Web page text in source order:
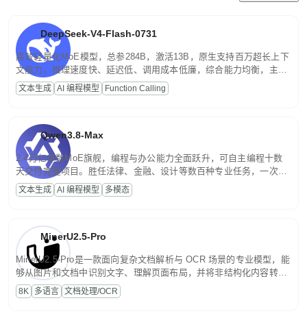
DeepSeek-V4-Flash-0731
高效轻量化MoE模型，总参284B，激活13B，原生支持百万超长上下
文能力。推理速度快、延迟低、调用成本低廉，综合能力均衡，主打
高并发、轻量化任务，适合日常对话、内容创作、基础 RAG、批量
文案处理等普惠刚需场景。
文本生成 AI 编程模型 Function Calling
Qwen3.8-Max
2.4万亿参数MoE旗舰，编程与办公能力全面跃升，可自主编程十数
天交付完整项目。胜任法律、金融、设计等数百种专业任务，一次对
话端到端交付生产级成果。原生视觉理解贯穿规划、执行与验证全流
程，支持超长文档与长视频的深度语义解析。长程任务中自主规划与
文本生成 AI 编程模型 多模态
MinerU2.5-Pro
MinerU2.5-Pro是一款面向复杂文档解析与 OCR 场景的专业模型，能
够从图片和文档中识别文字、理解页面布局，并将非结构化内容转换
为便于存储、检索和二次处理的结构化结果。
8K 多语言 文档处理/OCR